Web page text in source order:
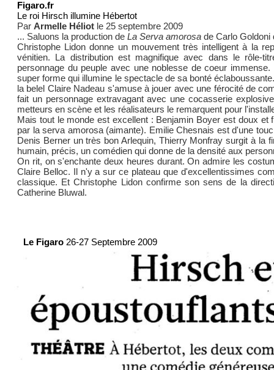
Figaro.fr
Le roi Hirsch illumine Hébertot
Par Armelle Héliot le 25 septembre 2009
... Saluons la production de La Serva amorosa de Carlo Goldoni
Christophe Lidon donne un mouvement très intelligent à la
vénitien. La distribution est magnifique avec dans le rôle-
personnage du peuple avec une noblesse de coeur
super forme qui illumine le spectacle de sa bonté
la belel Claire Nadeau s'amuse à jouer avec une férocité de
fait un personnage extravagant avec une cocasserie
metteurs en scène et les réalisateurs le remarquent pour
Mais tout le monde est excellent : Benjamin Boyer est doux
par la serva amorosa (aimante). Emilie Chesnais est d'une
Denis Berner un très bon Arlequin, Thierry Monfray surgit à la
humain, précis, un comédien qui donne de la densité aux
On rit, on s'enchante deux heures durant. On admire les
Claire Belloc. Il n'y a sur ce plateau que d'excellentissimes
classique. Et Christophe Lidon confirme son sens de la
Catherine Bluwal.
Le Figaro 26-27 Septembre 2009